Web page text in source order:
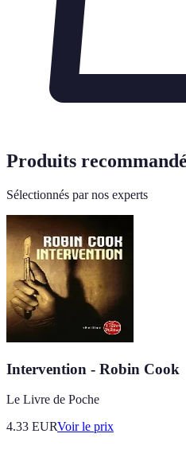
Produits
Sélectionnés par nos experts
Intervention - Robin Cook
Le Livre de Poche
4.33 EURVoir le prix